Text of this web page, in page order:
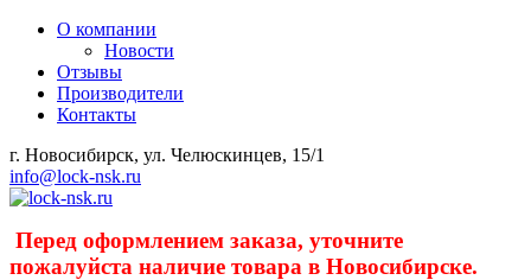
О компании
Новости
Отзывы
Производители
Контакты
г. Новосибирск, ул. Челюскинцев, 15/1
info@lock-nsk.ru
Перед оформлением заказа, уточните
пожалуйста наличие товара в Новосибирске.